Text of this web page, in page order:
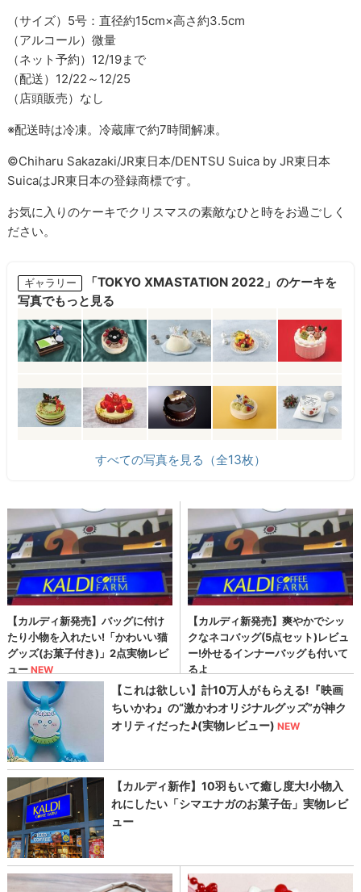
（サイズ）5号：直径約15cm×高さ約3.5cm
（アルコール）微量
（ネット予約）12/19まで
（配送）12/22～12/25
（店頭販売）なし
※配送時は冷凍。冷蔵庫で約7時間解凍。
©Chiharu Sakazaki/JR東日本/DENTSU Suica by JR東日本
SuicaはJR東日本の登録商標です。
お気に入りのケーキでクリスマスの素敵なひと時をお過ごしく
ださい。
ギャラリー
「TOKYO XMASTATION 2022」のケーキを
写真でもっと見る
すべての写真を見る（全13枚）